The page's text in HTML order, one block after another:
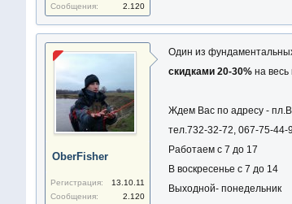
Сообщения:
2.120
OberFisher
Регистрация:
13.10.11
Сообщения:
2.120
Один из
скидками 20-30%на весь
Ждем Вас по адресу -
тел.732-32-72, 067-75-44-
Работаем с 7 до 17
В воскресенье с 7 до 14
Выходной- понедельник